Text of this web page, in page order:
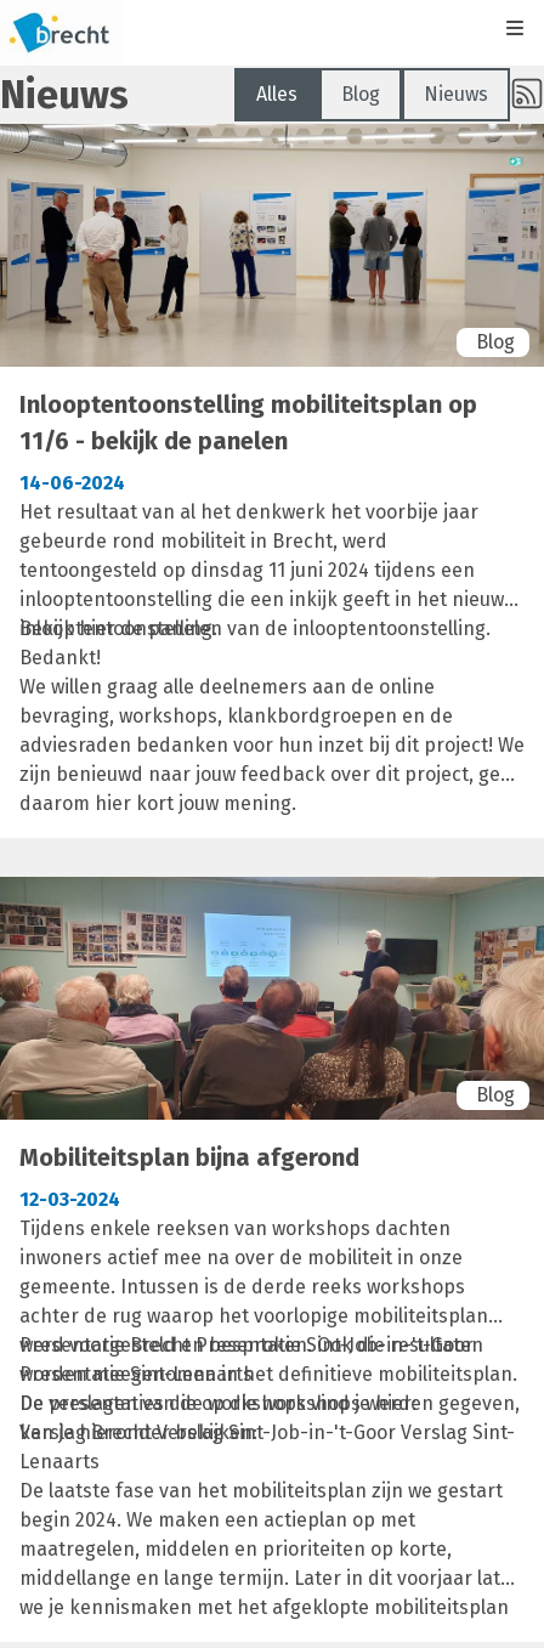
Nieuws Alles Blog Nieuws
Blog
Inlooptentoonstelling mobiliteitsplan op
11/6 - bekijk de panelen
14-06-2024
Het resultaat van al het denkwerk het voorbije jaar
gebeurde rond mobiliteit in Brecht, werd
tentoongesteld op dinsdag 11 juni 2024 tijdens een
inlooptentoonstelling die een inkijk geeft in het nieuwe
inlooptentoonstelling.
Bekijk hier de panelen van de inlooptentoonstelling.
Bedankt!
We willen graag alle deelnemers aan de online
bevraging, workshops, klankbordgroepen en de
adviesraden bedanken voor hun inzet bij dit project! We
zijn benieuwd naar jouw feedback over dit project, geef
daarom hier kort jouw mening.
Blog
Mobiliteitsplan bijna afgerond
12-03-2024
Tijdens enkele reeksen van workshops dachten
inwoners actief mee na over de mobiliteit in onze
gemeente. Intussen is de derde reeks workshops
achter de rug waarop het voorlopige mobiliteitsplan
werd voorgesteld en besproken. Ook die resultaten
worden meegenomen in het definitieve mobiliteitsplan.
De presentaties die op die workshops werden gegeven,
kan je hieronder bekijken:
Presentatie Brecht Presentatie Sint-Job-in-'t-Goor
Presentatie Sint-Lenaarts
De verslagen van de workshops vind je hier:
Verslag Brecht Verslag Sint-Job-in-'t-Goor Verslag Sint-
Lenaarts
De laatste fase van het mobiliteitsplan zijn we gestart
begin 2024. We maken een actieplan op met
maatregelen, middelen en prioriteiten op korte,
middellange en lange termijn. Later in dit voorjaar laten
we je kennismaken met het afgeklopte mobiliteitsplan